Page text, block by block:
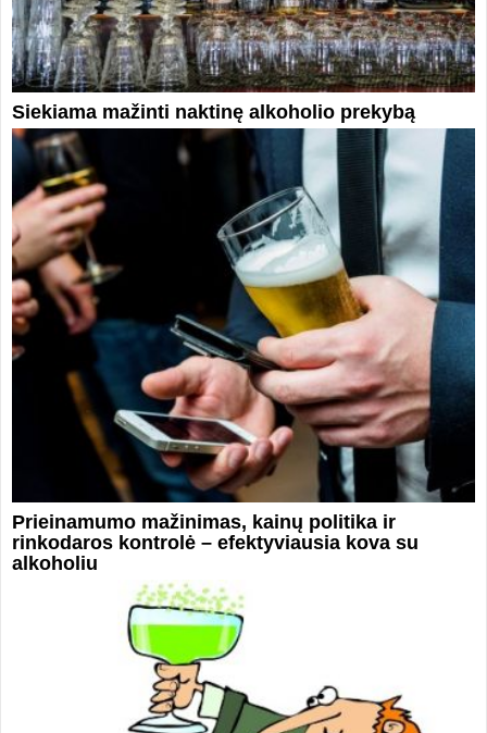
Siekiama mažinti naktinę alkoholio prekybą
Prieinamumo mažinimas, kainų politika ir
rinkodaros kontrolė – efektyviausia kova su
alkoholiu